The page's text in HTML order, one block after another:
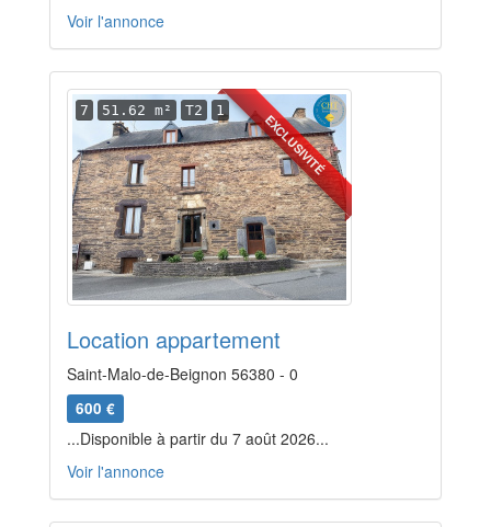
Voir l'annonce
EXCLUSIVITÉ
7 51.62 m² T2 1
Location appartement
Saint-Malo-de-Beignon 56380 - 0
600 €
...Disponible à partir du 7 août 2026...
Voir l'annonce